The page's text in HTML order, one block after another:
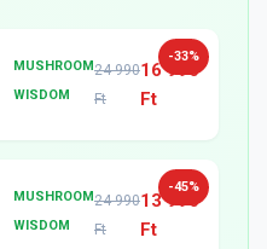
-33%
MUSHROOM
WISDOM
24 990
Ft
16 990
Ft
-45%
MUSHROOM
WISDOM
24 990
Ft
13 990
Ft